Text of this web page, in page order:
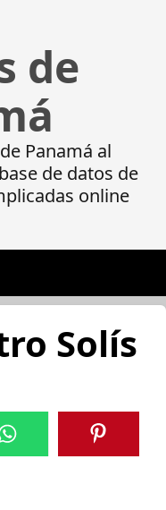
de
Panamá al
de datos de
online
Solís